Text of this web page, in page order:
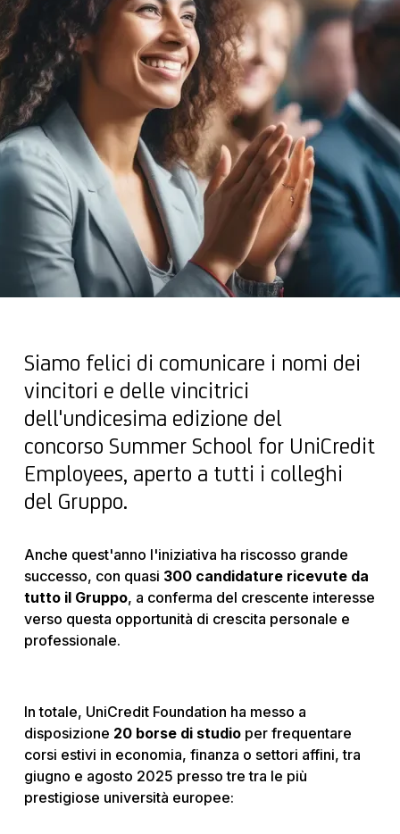
Siamo felici di comunicare i nomi dei
vincitori e delle vincitrici
dell'undicesima edizione del
concorso Summer School for UniCredit
Employees, aperto a tutti i colleghi
del Gruppo.
Anche quest'anno l'iniziativa ha riscosso grande
successo, con quasi 300 candidature ricevute da
tutto il Gruppo, a conferma del crescente interesse
verso questa opportunità di crescita personale e
professionale.
In totale, UniCredit Foundation ha messo a
disposizione 20 borse di studioper frequentare
corsi estivi in economia, finanza o settori affini, tra
giugno e agosto 2025 presso tre tra le più
prestigiose università europee: